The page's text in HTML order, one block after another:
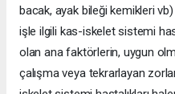
bacak, ayak bileği kemikleri
işle ilgili kas-iskelet sistemi
olan ana faktörlerin, uygun
çalışma veya tekrarlayan